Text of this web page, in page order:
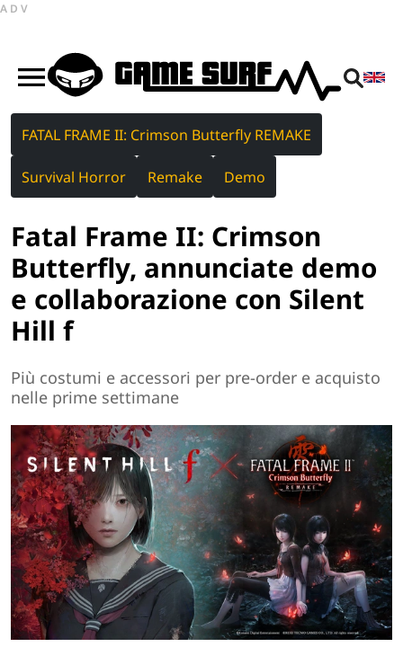
ADV
FATAL FRAME II: Crimson Butterfly REMAKE
Survival Horror Remake Demo
Fatal Frame II: Crimson
Butterfly, annunciate demo
e collaborazione con Silent
Hill f
Più costumi e accessori per pre-order e acquisto
nelle prime settimane